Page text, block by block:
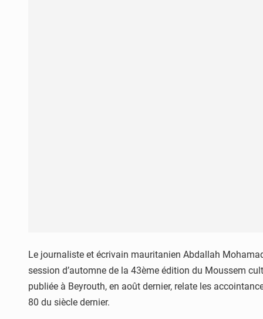
Le journaliste et écrivain mauritanien Abdallah
session d’automne de la 43ème édition du Moussem
publiée à Beyrouth, en août dernier, relate les
80 du siècle dernier.